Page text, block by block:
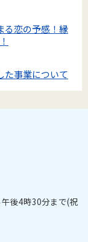
る恋の予感！縁
た事業について
後4時30分まで(祝